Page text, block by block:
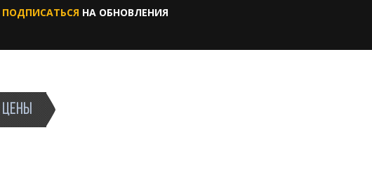
ПОДПИСАТЬСЯ НА ОБНОВЛЕНИЯ